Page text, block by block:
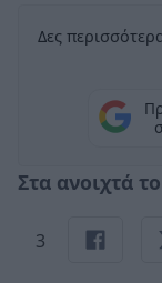
Δες
Στα ανοιχτά
3